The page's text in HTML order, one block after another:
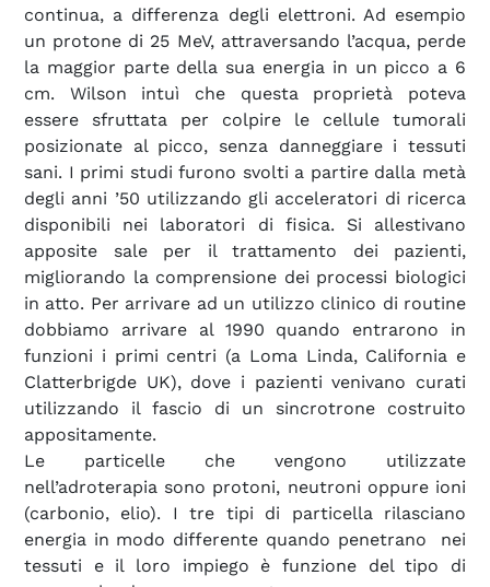
continua, a differenza degli elettroni. Ad esempio
un protone di 25 MeV, attraversando l’acqua, perde
la maggior parte della sua energia in un picco a 6
cm. Wilson intuì che questa proprietà poteva
essere sfruttata per colpire le cellule tumorali
posizionate al picco, senza danneggiare i tessuti
sani. I primi studi furono svolti a partire dalla metà
degli anni ’50 utilizzando gli acceleratori di ricerca
disponibili nei laboratori di fisica. Si allestivano
apposite sale per il trattamento dei pazienti,
migliorando la comprensione dei processi biologici
in atto. Per arrivare ad un utilizzo clinico di routine
dobbiamo arrivare al 1990 quando entrarono in
funzioni i primi centri (a Loma Linda, California e
Clatterbrigde UK), dove i pazienti venivano curati
utilizzando il fascio di un sincrotrone costruito
appositamente.
Le particelle che vengono utilizzate
nell’adroterapia sono protoni, neutroni oppure ioni
(carbonio, elio). I tre tipi di particella rilasciano
energia in modo differente quando penetrano nei
tessuti e il loro impiego è funzione del tipo di